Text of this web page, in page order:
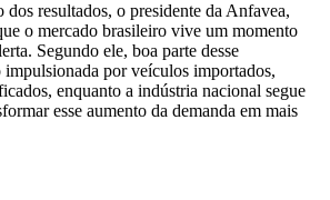
dos resultados, o presidente da Anfavea,
o mercado brasileiro vive um momento
Segundo ele, boa parte desse
impulsionada por veículos importados,
enquanto a indústria nacional segue
esse aumento da demanda em mais